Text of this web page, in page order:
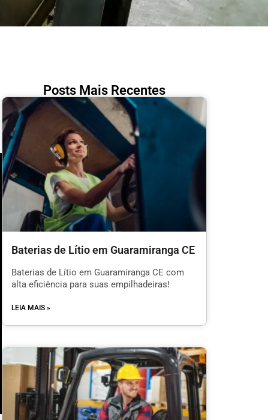
Posts Mais Recentes
Baterias de Lítio em Guaramiranga CE
Baterias de Lítio em Guaramiranga CE com
alta eficiência para suas empilhadeiras!
LEIA MAIS »